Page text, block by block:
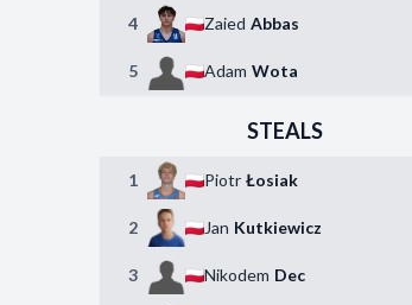
4 Zaied Abbas
5 Adam Wota
STEALS
1 Piotr Łosiak
2 Jan Kutkiewicz
3 Nikodem Dec